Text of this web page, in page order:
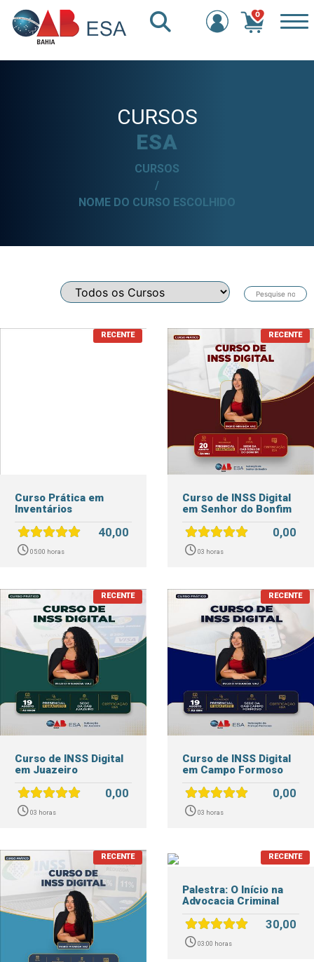
0
CURSOS
ESA
CURSOS
/
NOME DO CURSO ESCOLHIDO
Curso Prática em
Inventários
05:00 horas
40,00
Curso de INSS Digital
em Senhor do Bonfim
03 horas
0,00
Curso de INSS Digital
em Juazeiro
03 horas
0,00
Curso de INSS Digital
em Campo Formoso
03 horas
0,00
Palestra: O Início na
Advocacia Criminal
03:00 horas
30,00